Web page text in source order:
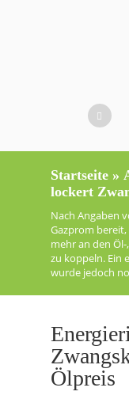
Startseite »
lockert
Nach Angaben
Gazprom
mehr an den
zu koppeln. Ein
wurde jedoch
Ölpreis